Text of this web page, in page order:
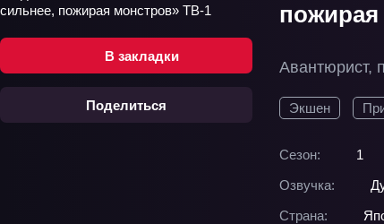
В закладки
Поделиться
пожирая
Авантюрист,
Экшен
Сезон: 1
Озвучка:
Страна: